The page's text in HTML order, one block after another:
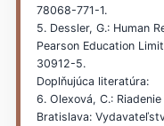
78068-771-1.
5. Dessler, G.: Human
Pearson Education
30912-5.
Doplňujúca literatúra:
6. Olexová, C.:
Bratislava: